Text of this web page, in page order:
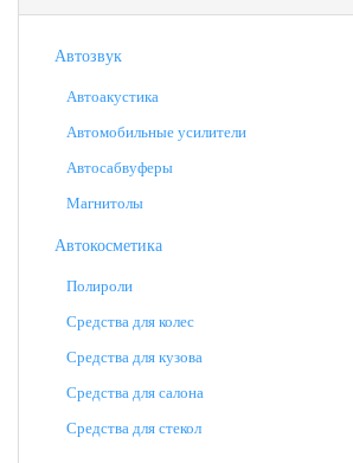
Автозвук
Автоакустика
Автомобильные усилители
Автосабвуферы
Магнитолы
Автокосметика
Полироли
Средства для колес
Средства для кузова
Средства для салона
Средства для стекол